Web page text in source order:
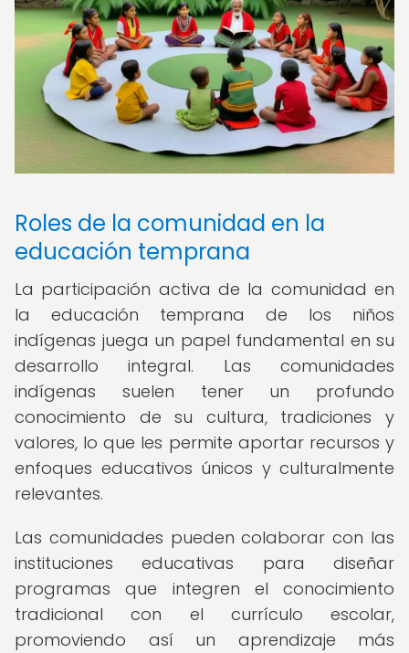
Roles de la comunidad en la
educación temprana
La participación activa de la comunidad en
la educación temprana de los niños
indígenas juega un papel fundamental en su
desarrollo integral. Las comunidades
indígenas suelen tener un profundo
conocimiento de su cultura, tradiciones y
valores, lo que les permite aportar recursos y
enfoques educativos únicos y culturalmente
relevantes.
Las comunidades pueden colaborar con las
instituciones educativas para diseñar
programas que integren el conocimiento
tradicional con el currículo escolar,
promoviendo así un aprendizaje más